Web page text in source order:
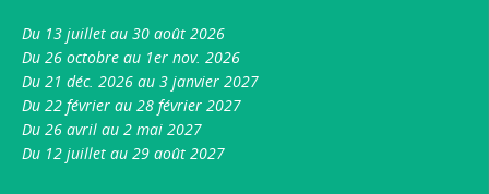
Du 13 juillet au 30 août 2026
Du 26 octobre au 1er nov. 2026
Du 21 déc. 2026 au 3 janvier 2027
Du 22 février au 28 février 2027
Du 26 avril au 2 mai 2027
Du 12 juillet au 29 août 2027